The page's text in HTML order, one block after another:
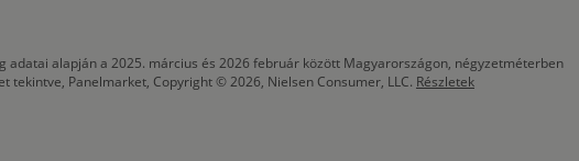
adatai alapján a 2025. március és 2026 február között Magyarországon, négyzetméterben
tekintve, Panelmarket, Copyright © 2026, Nielsen Consumer, LLC. Részletek